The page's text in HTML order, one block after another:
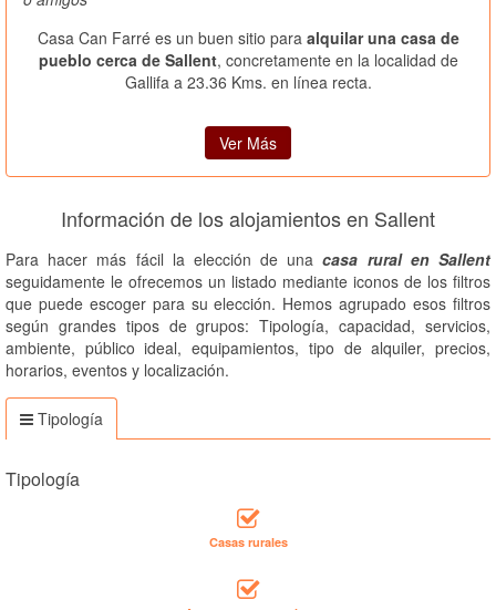
Casa Can Farré es un buen sitio para alquilar una casa de
pueblo cerca de Sallent, concretamente en la localidad de
Gallifa a 23.36 Kms. en línea recta.
Ver Más
Información de los alojamientos en Sallent
Para hacer más fácil la elección de unacasa rural en Sallent
seguidamente le ofrecemos un listado mediante iconos de los filtros
que puede escoger para su elección. Hemos agrupado esos filtros
según grandes tipos de grupos: Tipología, capacidad, servicios,
ambiente, público ideal, equipamientos, tipo de alquiler, precios,
horarios, eventos y localización.
Tipología
Tipología
Casas rurales